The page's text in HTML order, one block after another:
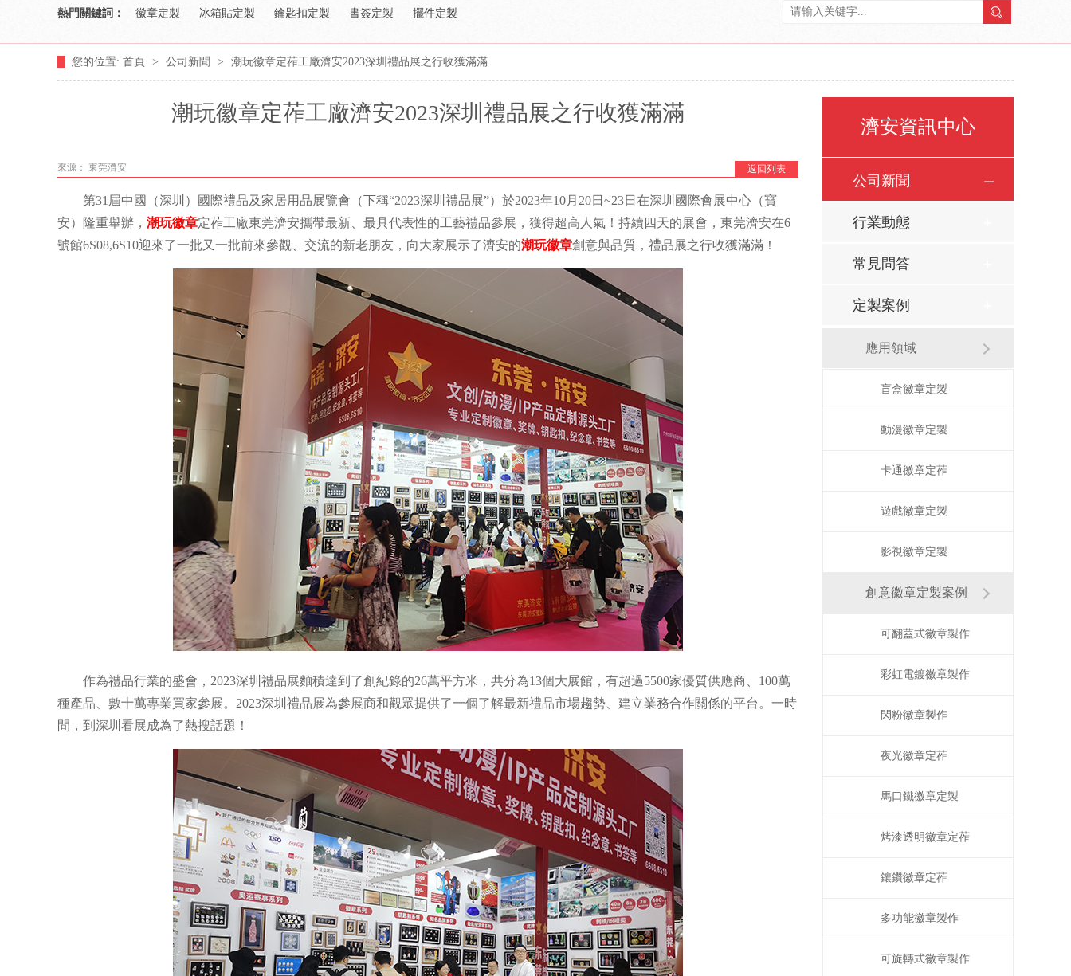
熱門關鍵詞： 徽章定製 冰箱貼定製 鑰匙扣定製 書簽定製 擺件定製
您的位置: 首頁 > 公司新聞 > 潮玩徽章定莋工廠濟安2023深圳禮品展之行收獲滿滿
潮玩徽章定莋工廠濟安2023深圳禮品展之行收獲滿滿
返回列表
來源： 東莞濟安
第31屆中國（深圳）國際禮品及家居用品展覽會（下稱“2023深圳禮品展”）於2023年10月20日~23日在深圳國際會展中心（寶
安）隆重舉辦， 潮玩徽章定莋工廠東莞濟安攜帶最新、最具代表性的工藝禮品參展，獲得超高人氣！持續四天的展會，東莞濟安在6
號館6S08,6S10迎來了一批又一批前來參觀、交流的新老朋友，向大家展示了濟安的潮玩徽章創意與品質，禮品展之行收獲滿滿！
作為禮品行業的盛會，2023深圳禮品展麵積達到了創紀錄的26萬平方米，共分為13個大展館，有超過5500家優質供應商、100萬
種產品、數十萬專業買家參展。2023深圳禮品展為參展商和觀眾提供了一個了解最新禮品市場趨勢、建立業務合作關係的平台。一時
間，到深圳看展成為了熱搜話題！
濟安資訊中心
公司新聞
行業動態
常見問答
定製案例
應用領域
盲盒徽章定製
動漫徽章定製
卡通徽章定莋
遊戲徽章定製
影視徽章定製
創意徽章定製案例
可翻蓋式徽章製作
彩虹電鍍徽章製作
閃粉徽章製作
夜光徽章定莋
馬口鐵徽章定製
烤漆透明徽章定莋
鑲鑽徽章定莋
多功能徽章製作
可旋轉式徽章製作